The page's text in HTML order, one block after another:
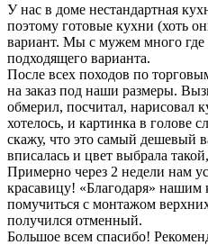
У нас в доме нестандартная
поэтому готовые кухни (хоть
вариант. Мы с мужем много
подходящего варианта.
После всех походов по
на заказ под наши размеры.
обмерил, посчитал, нарисовал
хотелось, и картинка в голове
скажу, что это самый дешевый
вписалась и цвет выбрала
Примерно через 2 недели нам
красавицу! «Благодаря»
помучиться с монтажом
получился отменный.
Большое всем спасибо!